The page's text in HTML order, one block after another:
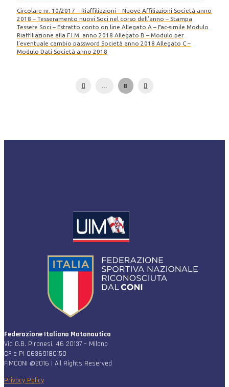
Circolare nr. 10/2017 – Riaffiliazioni – Nuove Affiliazioni Società anno
2018 – Tesseramento nuovi Soci nel corso dell’anno – Stampa
Tessere Soci – Estratto conto on line Allegato A – Fac-simile Modulo
Riaffiliazione alla F.I.M. anno 2018 Allegato B – Modulo per
l’eventuale cambio password Società anno 2018 Allegato C –
Modulo Dati Società anno 2018
Prev 8
Federazione Italiana Motonautica
Via G.B. Piranesi, 46 20137 – Milano
CF e PI 06369180150
FIMCONI @2016 | All Rights Reserved
Privacy Policy